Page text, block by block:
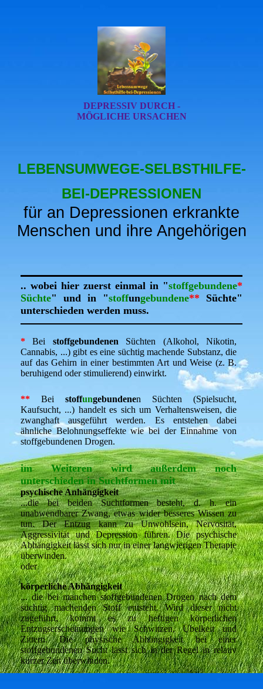
DEPRESSIV DURCH -
MÖGLICHE URSACHEN
LEBENSUMWEGE-SELBSTHILFE-
BEI-DEPRESSIONEN
für an Depressionen erkrankte
Menschen und ihre Angehörigen
.. wobei hier zuerst einmal in "stoffgebundene*
Süchte" und in "stoffungebundene**
Süchte"
unterschieden werden muss.
*Bei stoffgebundenen Süchten (Alkohol, Nikotin,
Cannabis, ...) gibt es eine süchtig machende Substanz, die
auf das Gehirn in einer bestimmten Art und Weise (z. B.
beruhigend oder stimulierend) einwirkt.
** Bei stoffungebundenen Süchten (Spielsucht,
Kaufsucht, ...) handelt es sich um Verhaltensweisen, die
zwanghaft ausgeführt werden. Es entstehen dabei
ähnliche Belohnungseffekte wie bei der Einnahme von
stoffgebundenen Drogen.
im Weiteren wird außerdem noch
unterschieden in Suchtformen mit
psychische Anhängigkeit
...die bei beiden Suchtformen besteht, d. h. ein
unabwendbarer Zwang, etwas wider besseres Wissen zu
tun. Der Entzug kann zu Unwohlsein, Nervosität,
Aggressivität und Depression führen. Die psychische
Abhängigkeit lässt sich nur in einer langwierigen Therapie
überwinden.
oder
körperliche Abhängigkeit
... die bei manchen stoffgebundenen Drogen nach dem
süchtig machenden Stoff entsteht. Wird dieser nicht
zugeführt, kommt es zu heftigen körperlichen
Entzugserscheinungen wie Schwitzen, Übelkeit und
Zittern. Die physische Abhängigkeitbei einer
stoffgebundenen Suchtlässt sich in der Regel in relativ
kurzer Zeit überwinden.